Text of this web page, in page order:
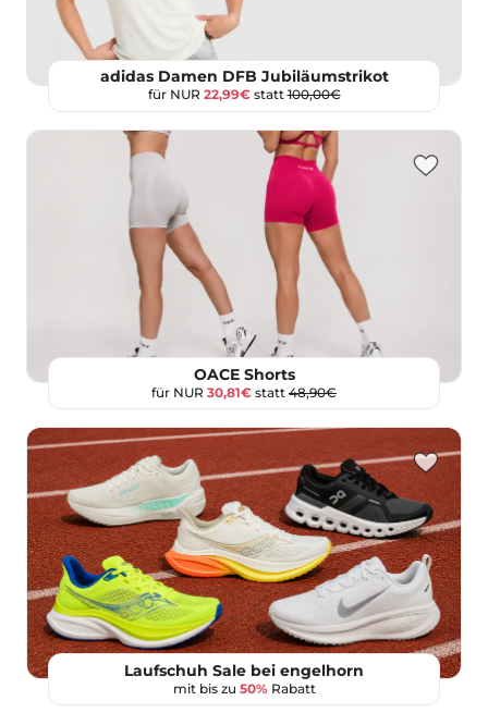
adidas Damen DFB Jubiläumstrikot
für NUR 22,99€statt100,00€
OACE Shorts
für NUR 30,81€ statt 48,90€
Laufschuh Sale bei engelhorn
mit bis zu 50%Rabatt